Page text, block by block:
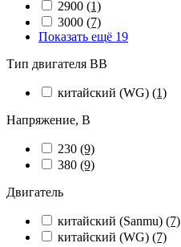
2900 (1)
3000 (7)
Показать ещё 19
Тип двигателя ВВ
китайский (WG) (1)
Напряжение, В
230 (9)
380 (9)
Двигатель
китайский (Sanmu) (7)
китайский (WG) (7)